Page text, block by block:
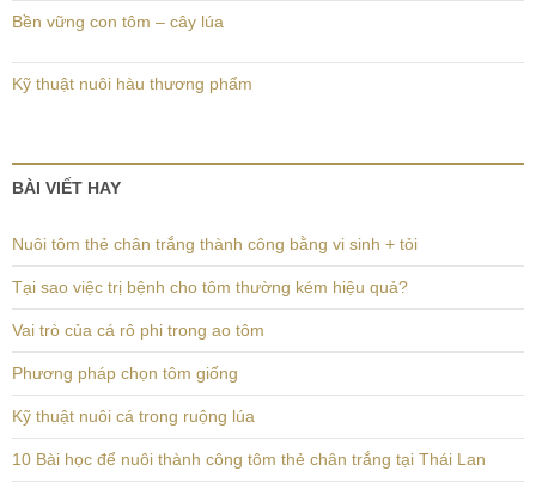
Bền vững con tôm – cây lúa
Kỹ thuật nuôi hàu thương phẩm
BÀI VIẾT HAY
Nuôi tôm thẻ chân trắng thành công bằng vi sinh + tỏi
Tại sao việc trị bệnh cho tôm thường kém hiệu quả?
Vai trò của cá rô phi trong ao tôm
Phương pháp chọn tôm giống
Kỹ thuật nuôi cá trong ruộng lúa
10 Bài học để nuôi thành công tôm thẻ chân trắng tại Thái Lan